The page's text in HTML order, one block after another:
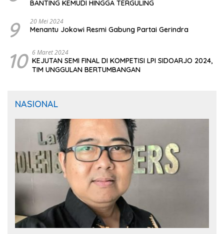
BANTING KEMUDI HINGGA TERGULING
9 20 Mei 2024
Menantu Jokowi Resmi Gabung Partai Gerindra
10 6 Maret 2024
KEJUTAN SEMI FINAL DI KOMPETISI LPI SIDOARJO 2024,
TIM UNGGULAN BERTUMBANGAN
NASIONAL